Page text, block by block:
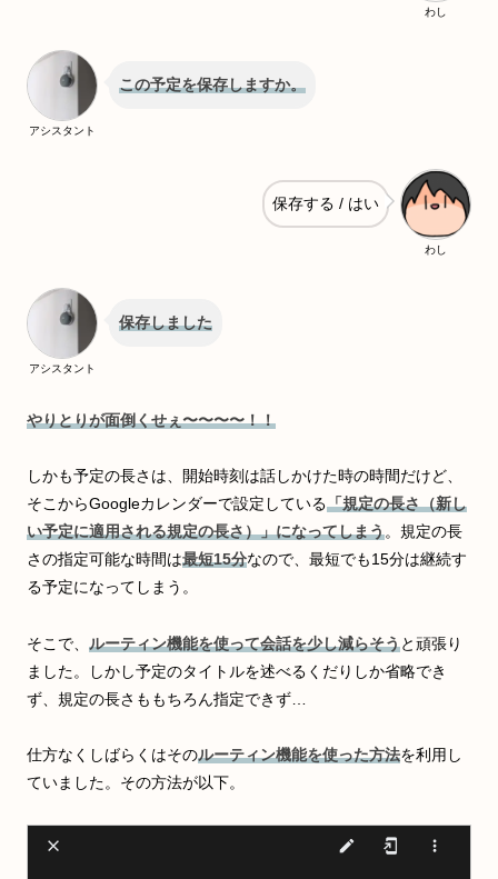
わし
アシスタント
この予定を保存しますか。
わし
保存する / はい
アシスタント
保存しました
やりとりが面倒くせぇ〜〜〜〜！！
しかも予定の長さは、開始時刻は話しかけた時の時間だけど、
そこからGoogleカレンダーで設定している「規定の長さ（新し
い予定に適用される規定の長さ）」になってしまう。規定の長
さの指定可能な時間は最短15分なので、最短でも15分は継続す
る予定になってしまう。
そこで、 ルーティン機能を使って会話を少し減らそうと頑張り
ました。しかし予定のタイトルを述べるくだりしか省略でき
ず、規定の長さももちろん指定できず…
仕方なくしばらくはそのルーティン機能を使った方法を利用し
ていました。その方法が以下。